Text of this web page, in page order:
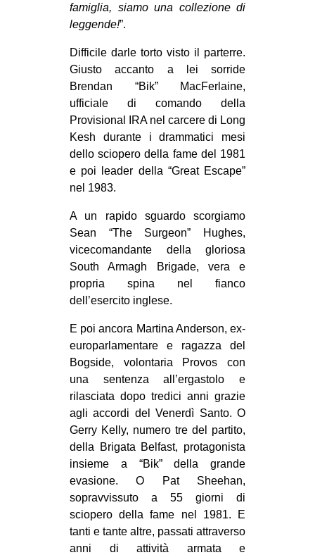
famiglia, siamo una collezione di
leggende!”.
Difficile darle torto visto il parterre.
Giusto accanto a lei sorride
Brendan “Bik” MacFerlaine,
ufficiale di comando della
Provisional IRA nel carcere di Long
Kesh durante i drammatici mesi
dello sciopero della fame del 1981
e poi leader della “Great Escape”
nel 1983.
A un rapido sguardo scorgiamo
Sean “The Surgeon” Hughes,
vicecomandante della gloriosa
South Armagh Brigade, vera e
propria spina nel fianco
dell’esercito inglese.
E poi ancora Martina Anderson, ex-
europarlamentare e ragazza del
Bogside, volontaria Provos con
una sentenza all’ergastolo e
rilasciata dopo tredici anni grazie
agli accordi del Venerdì Santo. O
Gerry Kelly, numero tre del partito,
della Brigata Belfast, protagonista
insieme a “Bik” della grande
evasione. O Pat Sheehan,
sopravvissuto a 55 giorni di
sciopero della fame nel 1981. E
tanti e tante altre, passati attraverso
anni di attività armata e